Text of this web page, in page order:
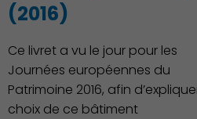
Culture
(2016)
Ce livret a vu le jour pour les
Journées européennes du
Patrimoine 2016, afin
choix de ce bâtiment